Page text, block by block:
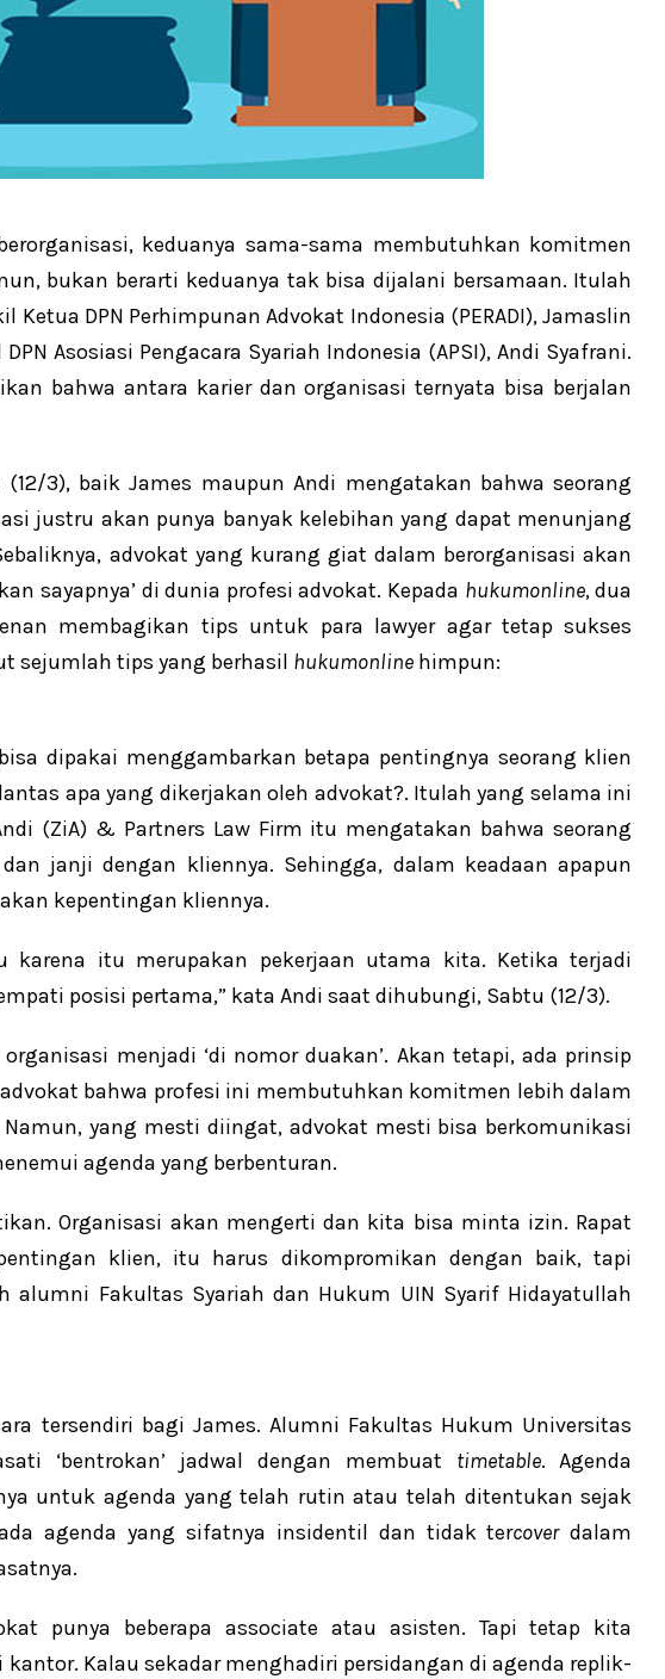
keduanya sama-sama membutuhkan komitmen
bukan berarti keduanya tak bisa dijalani bersamaan. Itulah
DPN Perhimpunan Advokat Indonesia (PERADI), Jamaslin
Asosiasi Pengacara Syariah Indonesia (APSI), Andi Syafrani.
bahwa antara karier dan organisasi ternyata bisa berjalan
(12/3), baik James maupun Andi mengatakan bahwa seorang
justru akan punya banyak kelebihan yang dapat menunjang
advokat yang kurang giat dalam berorganisasi akan
sayapnya’ di dunia profesi advokat. Kepada hukumonline, dua
membagikan tips untuk para lawyer agar tetap sukses
sejumlah tips yang berhasil hukumonline himpun:
dipakai menggambarkan betapa pentingnya seorang klien
apa yang dikerjakan oleh advokat?. Itulah yang selama ini
(ZiA) & Partners Law Firm itu mengatakan bahwa seorang
janji dengan kliennya. Sehingga, dalam keadaan apapun
kepentingan kliennya.
karena itu merupakan pekerjaan utama kita. Ketika terjadi
posisi pertama,” kata Andi saat dihubungi, Sabtu (12/3).
menjadi ‘di nomor duakan’. Akan tetapi, ada prinsip
bahwa profesi ini membutuhkan komitmen lebih dalam
yang mesti diingat, advokat mesti bisa berkomunikasi
agenda yang berbenturan.
Organisasi akan mengerti dan kita bisa minta izin. Rapat
klien, itu harus dikompromikan dengan baik, tapi
alumni Fakultas Syariah dan Hukum UIN Syarif Hidayatullah
tersendiri bagi James. Alumni Fakultas Hukum Universitas
‘bentrokan’ jadwal dengan membuat timetable. Agenda
untuk agenda yang telah rutin atau telah ditentukan sejak
agenda yang sifatnya insidentil dan tidak tercoverdalam
punya beberapa associate atau asisten. Tapi tetap kita
Kalau sekadar menghadiri persidangan di agenda replik-